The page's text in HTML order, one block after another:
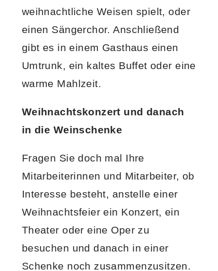
weihnachtliche Weisen spielt, oder
einen Sängerchor. Anschließend
gibt es in einem Gasthaus einen
Umtrunk, ein kaltes Buffet oder eine
warme Mahlzeit.
Weihnachtskonzert und danach
in die Weinschenke
Fragen Sie doch mal Ihre
Mitarbeiterinnen und Mitarbeiter, ob
Interesse besteht, anstelle einer
Weihnachtsfeier ein Konzert, ein
Theater oder eine Oper zu
besuchen und danach in einer
Schenke noch zusammenzusitzen.